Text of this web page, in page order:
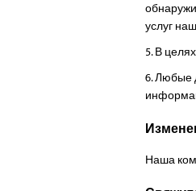
услуг
В
Любые
Наша